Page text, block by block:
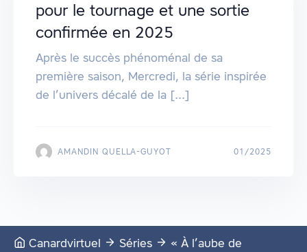
pour le tournage et une sortie
confirmée en 2025
Après le succès phénoménal de sa
première saison, Mercredi, la série inspirée
de l’univers décalé de la [...]
AMANDIN QUELLA-GUYOT 01/2025
Canardvirtuel Séries
« À l’aube de